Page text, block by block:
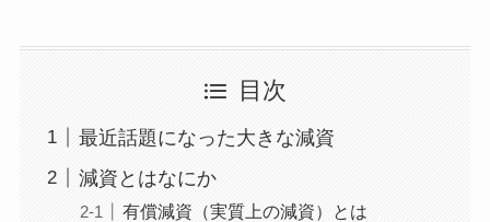
目次
最近話題になった大きな減資
減資とはなにか
有償減資（実質上の減資）とは